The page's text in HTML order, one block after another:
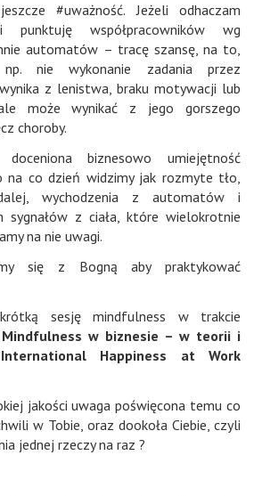
#uważność. Jeżeli odhaczam
współpracowników wg
automatów – tracę szansę, na to,
nie wykonanie zadania przez
z lenistwa, braku motywacji lub
może wynikać z jego gorszego
choroby.
biznesowo umiejętność
na co dzień widzimy jak rozmyte tło,
wychodzenia z automatów i
sygnałów z ciała, które wielokrotnie
na nie uwagi.
się z Bogną aby praktykować
sesję mindfulness w trakcie
Mindfulness w biznesie – w teorii i
International Happiness at Work
jakości uwaga poświęcona temu co
w Tobie, oraz dookoła Ciebie, czyli
jednej rzeczy na raz ?